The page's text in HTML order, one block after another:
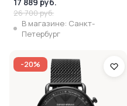
26 700 руб.
В магазине: Санкт-
Петербург
-20%